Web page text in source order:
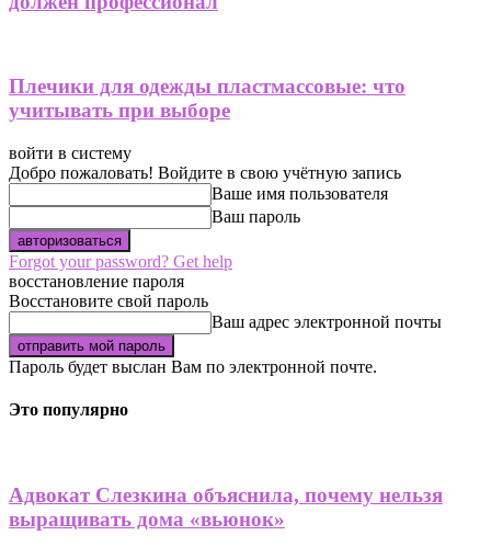
Плечики для одежды пластмассовые: что
учитывать при выборе
войти в систему
Добро пожаловать! Войдите в свою учётную запись
Ваше имя пользователя
Ваш пароль
Forgot your password? Get help
восстановление пароля
Восстановите свой пароль
Ваш адрес электронной почты
Пароль будет выслан Вам по электронной почте.
Это популярно
Адвокат Слезкина объяснила, почему нельзя
выращивать дома «вьюнок»